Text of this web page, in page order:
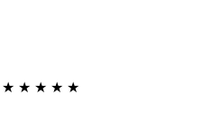
★ ★ ★ ★ ★